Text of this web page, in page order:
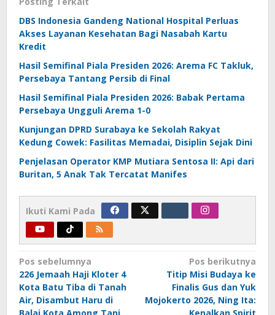
DBS Indonesia Gandeng National Hospital Perluas
Akses Layanan Kesehatan Bagi Nasabah Kartu
Kredit
Hasil Semifinal Piala Presiden 2026: Arema FC Takluk,
Persebaya Tantang Persib di Final
Hasil Semifinal Piala Presiden 2026: Babak Pertama
Persebaya Ungguli Arema 1-0
Kunjungan DPRD Surabaya ke Sekolah Rakyat
Kedung Cowek: Fasilitas Memadai, Disiplin Sejak Dini
Penjelasan Operator KMP Mutiara Sentosa II: Api dari
Buritan, 5 Anak Tak Tercatat Manifes
Ikuti Kami Pada
Navigasi
pos
Pos sebelumnya
226 Jemaah Haji Kloter 4
Kota Batu Tiba di Tanah
Air, Disambut Haru di
Pos berikutnya
Titip Misi Budaya ke
Finalis Gus dan Yuk
Mojokerto 2026, Ning Ita: